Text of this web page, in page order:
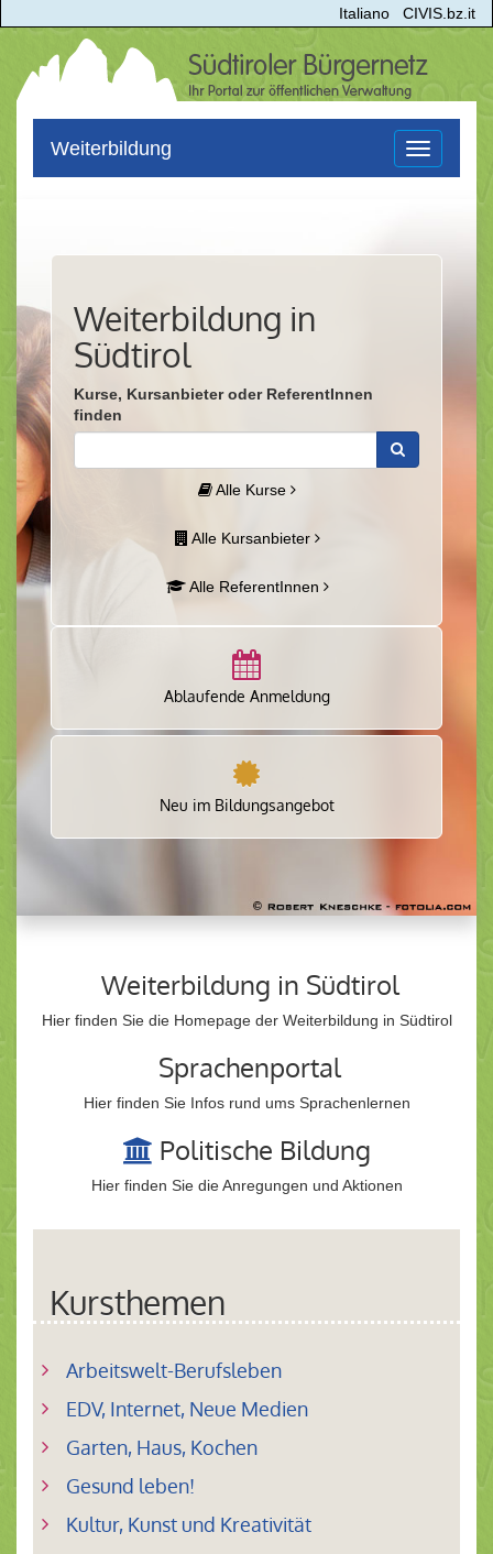
Italiano CIVIS.bz.it
Toggle
navigation
Weiterbildung
Weiterbildung in
Südtirol
Kurse, Kursanbieter oder ReferentInnen
finden
Alle Kurse
Alle Kursanbieter
Alle ReferentInnen
Ablaufende Anmeldung
Neu im Bildungsangebot
Weiterbildung in Südtirol
Hier finden Sie die Homepage der Weiterbildung in Südtirol
Sprachenportal
Hier finden Sie Infos rund ums Sprachenlernen
Politische Bildung
Hier finden Sie die Anregungen und Aktionen
Kursthemen
Arbeitswelt-Berufsleben
EDV, Internet, Neue Medien
Garten, Haus, Kochen
Gesund leben!
Kultur, Kunst und Kreativität